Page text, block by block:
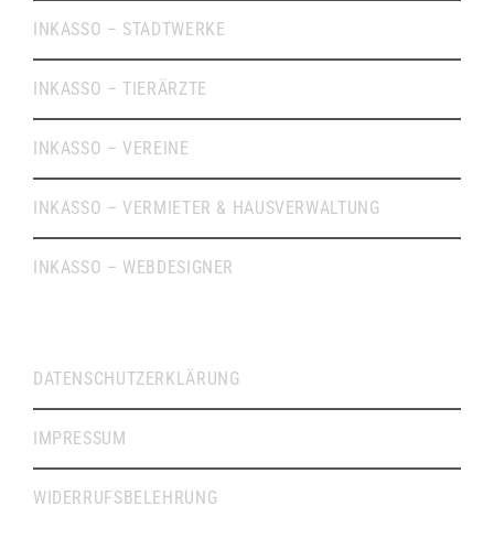
INKASSO – STADTWERKE
INKASSO – TIERÄRZTE
INKASSO – VEREINE
INKASSO – VERMIETER & HAUSVERWALTUNG
INKASSO – WEBDESIGNER
DATENSCHUTZERKLÄRUNG
IMPRESSUM
WIDERRUFSBELEHRUNG